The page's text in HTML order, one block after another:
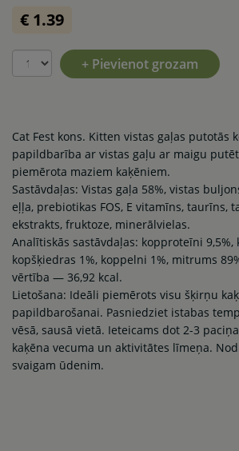
€ 1.39
+ Pievienot grozam
Cat Fest kons. Kitten vistas gaļas putotās
papildbarība ar vistas gaļu ar maigu
piemērota maziem kaķēniem.
Sastāvdaļas: Vistas gaļa 58%, vistas
eļļa, prebiotikas FOS, E vitamīns, taurīns,
ekstrakts, fruktoze, minerālvielas.
Analītiskās sastāvdaļas: kopproteīni 9,5%,
kopšķiedras 1%, koppelni 1%, mitrums
vērtība — 36,92 kcal.
Lietošana: Ideāli piemērots visu šķirņu
papildbarošanai. Pasniedziet istabas
vēsā, sausā vietā. Ieteicams dot 2-3
kaķēna vecuma un aktivitātes līmeņa.
svaigam ūdenim.